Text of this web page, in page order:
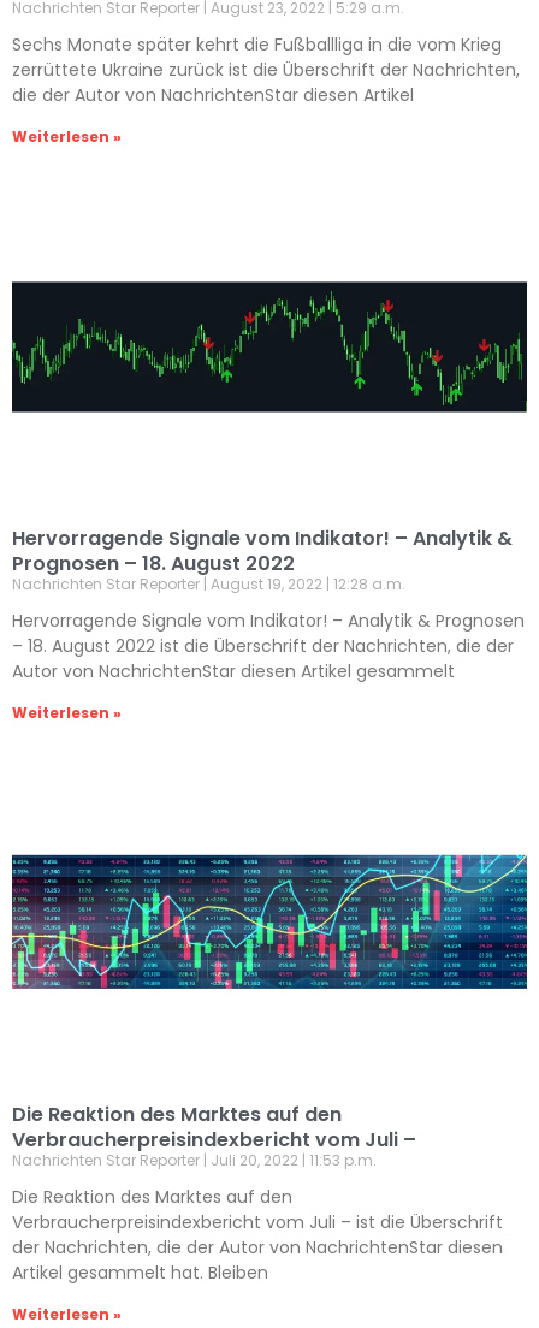
Nachrichten Star Reporter August 23, 2022 5:29 a.m.
Sechs Monate später kehrt die Fußballliga in die vom Krieg
zerrüttete Ukraine zurück ist die Überschrift der Nachrichten,
die der Autor von NachrichtenStar diesen Artikel
Weiterlesen »
Hervorragende Signale vom Indikator! – Analytik &
Prognosen – 18. August 2022
Nachrichten Star Reporter August 19, 2022 12:28 a.m.
Hervorragende Signale vom Indikator! – Analytik & Prognosen
– 18. August 2022 ist die Überschrift der Nachrichten, die der
Autor von NachrichtenStar diesen Artikel gesammelt
Weiterlesen »
Die Reaktion des Marktes auf den
Verbraucherpreisindexbericht vom Juli –
Nachrichten Star Reporter Juli 20, 2022 11:53 p.m.
Die Reaktion des Marktes auf den
Verbraucherpreisindexbericht vom Juli – ist die Überschrift
der Nachrichten, die der Autor von NachrichtenStar diesen
Artikel gesammelt hat. Bleiben
Weiterlesen »